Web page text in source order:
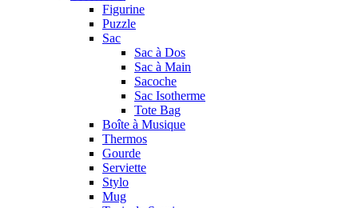
Figurine
Puzzle
Sac
Sac à Dos
Sac à Main
Sacoche
Sac Isotherme
Tote Bag
Boîte à Musique
Thermos
Gourde
Serviette
Stylo
Mug